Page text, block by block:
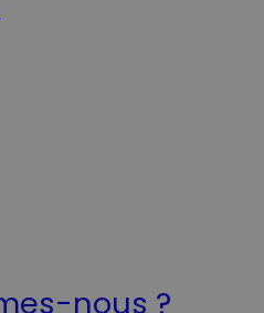
nous ?